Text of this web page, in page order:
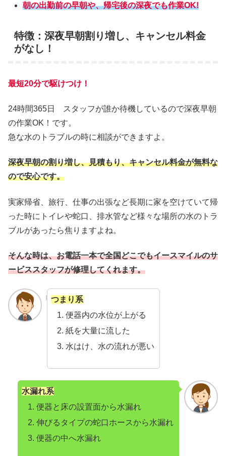
朝の出勤前の早朝や、帰宅後の深夜でも作業OK!
特徴：深夜早朝割り増し、キャンセル料金
がなし！
最短20分で駆けつけ！
24時間365日 スタッフが誰か待機しているので深夜早朝
の作業OK！です。
急な水のトラブルの時に相談ができますよ。
深夜早朝の割り増し、見積もり、キャンセル料金が無料な
ので安心です。
実家帰省、旅行、仕事の出張など長期に家を空けていて帰
った時にトイレや蛇口、排水管など様々な場所の水のトラ
ブルがあったら焦りますよね。
そんな時は、お電話一本で全国どこでもイースマイルのサ
ービススタッフが修理してくれます。
つまり系
便器内の水位が上がる
紙を大量に流した
水はけ、水の流れが悪い
水漏れ系
便器と床の設置面から水漏れ
伸びるタイプの蛇口ホースから水漏れ
便器の中へ水漏れ